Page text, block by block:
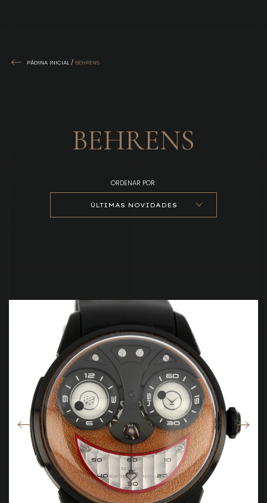
PÁGINA INICIAL / BEHRENS
BEHRENS
ORDENAR POR:
ÚLTIMAS NOVIDADES